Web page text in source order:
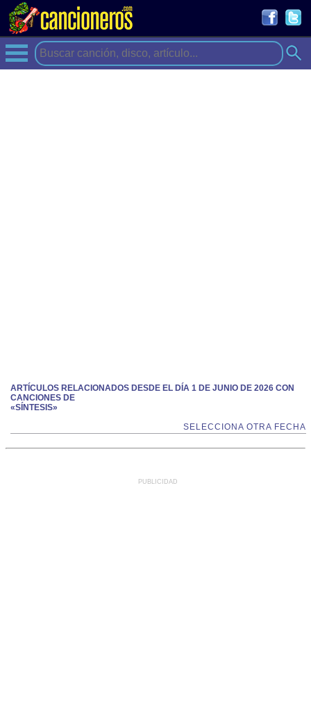
ARTÍCULOS RELACIONADOS DESDE EL DÍA 1 DE JUNIO DE 2026 CON
CANCIONES DE
«SÍNTESIS»
SELECCIONA OTRA FECHA
PUBLICIDAD